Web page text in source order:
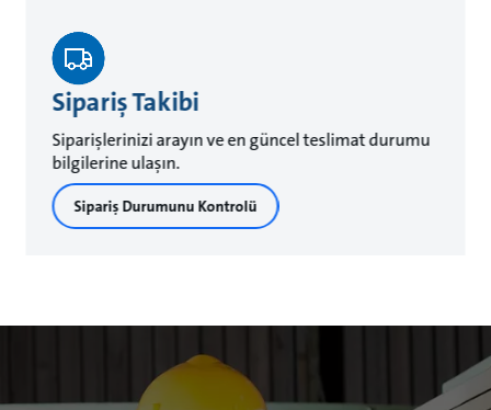
Sipariş Takibi
Siparişlerinizi arayın ve en güncel teslimat durumu
bilgilerine ulaşın.
Sipariş Durumunu Kontrolü